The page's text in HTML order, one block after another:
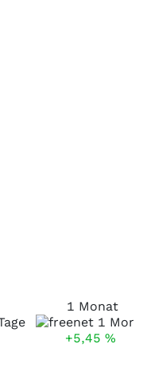
1 Monat
+5,45 %